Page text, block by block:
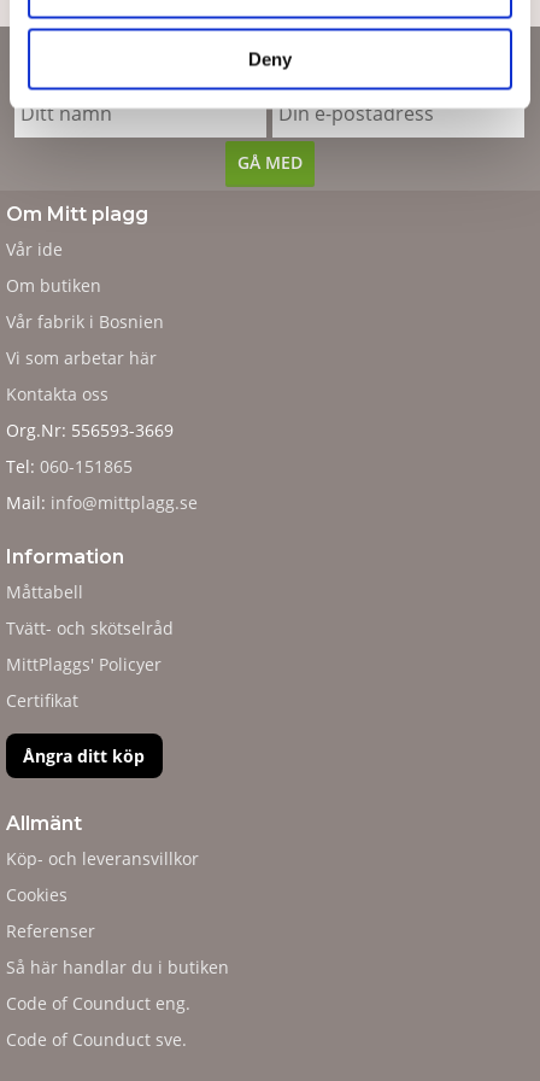
Deny
Nyhetsbrev
Om Mitt plagg
Vår ide
Om butiken
Vår fabrik i Bosnien
Vi som arbetar här
Kontakta oss
Org.Nr: 556593-3669
Tel: 060-151865
Mail: info@mittplagg.se
Information
Måttabell
Tvätt- och skötselråd
MittPlaggs' Policyer
Certifikat
Ångra ditt köp
Allmänt
Köp- och leveransvillkor
Cookies
Referenser
Så här handlar du i butiken
Code of Counduct eng.
Code of Counduct sve.